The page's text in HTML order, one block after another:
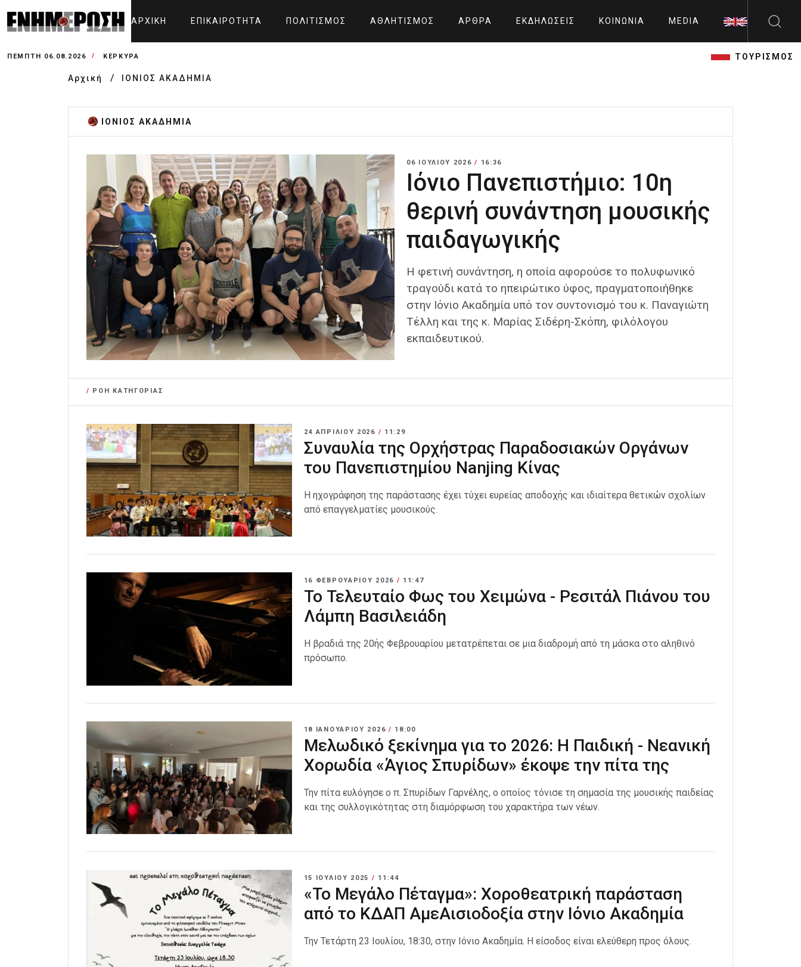
ΑΡΧΙΚΉ ΕΠΙΚΑΙΡΌΤΗΤΑ ΠΟΛΙΤΙΣΜΌΣ ΑΘΛΗΤΙΣΜΌΣ ΆΡΘΡΑ ΕΚΔΗΛΏΣΕΙΣ ΚΟΙΝΩΝΊΑ MEDIA
ΠΈΜΠΤΗ 06.08.2026 ΚΕΡΚΥΡΑ ΤΟΥΡΙΣΜΟΣ
Αρχική ΙΟΝΙΟΣ ΑΚΑΔΗΜΙΑ
ΙΟΝΙΟΣ ΑΚΑΔΗΜΙΑ
06 ΙΟΥΛΊΟΥ 2026/ 16:36
Ιόνιο Πανεπιστήμιο: 10η
θερινή συνάντηση μουσικής
παιδαγωγικής
Η φετινή συνάντηση, η οποία αφορούσε το πολυφωνικό
τραγούδι κατά το ηπειρώτικο ύφος, πραγματοποιήθηκε
στην Ιόνιο Ακαδημία υπό τον συντονισμό του κ. Παναγιώτη
Τέλλη και της κ. Μαρίας Σιδέρη-Σκόπη, φιλόλογου
εκπαιδευτικού.
/ ΡΟΗ ΚΑΤΗΓΟΡΙΑΣ
24 ΑΠΡΙΛΊΟΥ 2026 / 11:29
Συναυλία της Ορχήστρας Παραδοσιακών Οργάνων
του Πανεπιστημίου Nanjing Κίνας
Η ηχογράφηση της παράστασης έχει τύχει ευρείας αποδοχής και ιδιαίτερα θετικών σχολίων
από επαγγελματίες μουσικούς.
16 ΦΕΒΡΟΥΑΡΊΟΥ 2026 / 11:47
Το Τελευταίο Φως του Χειμώνα - Ρεσιτάλ Πιάνου του
Λάμπη Βασιλειάδη
H βραδιά της 20ής Φεβρουαρίου μετατρέπεται σε μια διαδρομή από τη μάσκα στο αληθινό
πρόσωπο.
18 ΙΑΝΟΥΑΡΊΟΥ 2026 / 18:00
Μελωδικό ξεκίνημα για το 2026: Η Παιδική - Νεανική
Χορωδία «Άγιος Σπυρίδων» έκοψε την πίτα της
Την πίτα ευλόγησε ο π. Σπυρίδων Γαρνέλης, ο οποίος τόνισε τη σημασία της μουσικής παιδείας
και της συλλογικότητας στη διαμόρφωση του χαρακτήρα των νέων.
15 ΙΟΥΛΊΟΥ 2025 / 11:44
«Το Μεγάλο Πέταγμα»: Χοροθεατρική παράσταση
από το ΚΔΑΠ ΑμεΑισιοδοξία στην Ιόνιο Ακαδημία
Την Τετάρτη 23 Ιουλίου, 18:30, στην Ιόνιο Ακαδημία. Η είσοδος είναι ελεύθερη προς όλους.